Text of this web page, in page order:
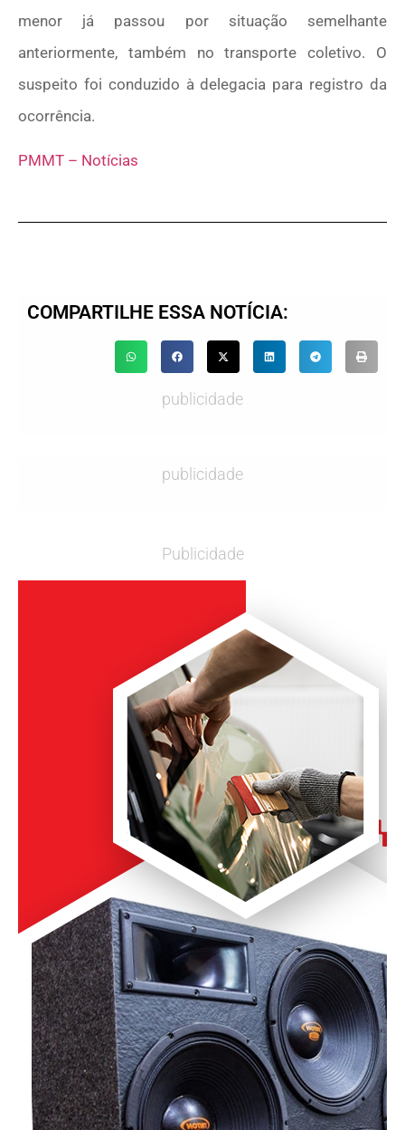
menor já passou por situação semelhante
anteriormente, também no transporte coletivo. O
suspeito foi conduzido à delegacia para registro da
ocorrência.
PMMT – Notícias
COMPARTILHE ESSA NOTÍCIA:
publicidade
publicidade
Publicidade